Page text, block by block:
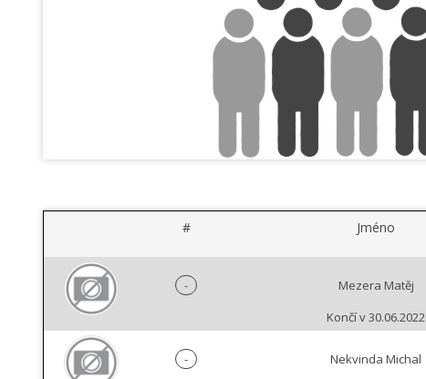
# Jméno
-
Mezera Matěj
Končí v 30.06.2022
-
Nekvinda Michal